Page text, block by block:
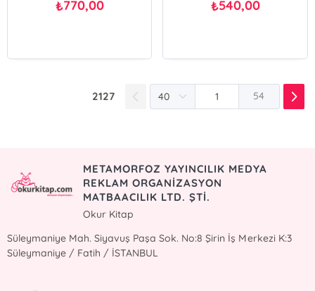
₺770,00 ₺540,00
2127 54
METAMORFOZ YAYINCILIK MEDYA
REKLAM ORGANİZASYON
MATBAACILIK LTD. ŞTİ.
Okur Kitap
Süleymaniye Mah. Siyavuş Paşa Sok. No:8 Şirin İş Merkezi K:3
Süleymaniye / Fatih / İSTANBUL